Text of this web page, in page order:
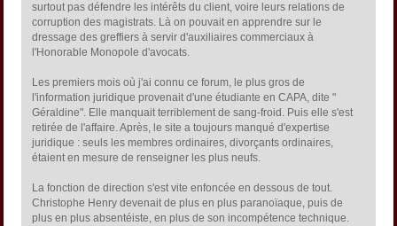
surtout pas défendre les intérêts du client, voire leurs relations de
corruption des magistrats. Là on pouvait en apprendre sur le
dressage des greffiers à servir d'auxiliaires commerciaux à
l'Honorable Monopole d'avocats.
Les premiers mois où j'ai connu ce forum, le plus gros de
l'information juridique provenait d'une étudiante en CAPA, dite "
Géraldine". Elle manquait terriblement de sang-froid. Puis elle s'est
retirée de l'affaire. Après, le site a toujours manqué d'expertise
juridique : seuls les membres ordinaires, divorçants ordinaires,
étaient en mesure de renseigner les plus neufs.
La fonction de direction s'est vite enfoncée en dessous de tout.
Christophe Henry devenait de plus en plus paranoïaque, puis de
plus en plus absentéiste, en plus de son incompétence technique.